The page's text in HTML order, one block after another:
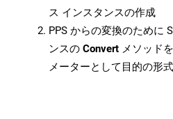
ス インスタンスの作成
PPS からの変換のために
ンスの Convert メソッド
メーターとして目的の形